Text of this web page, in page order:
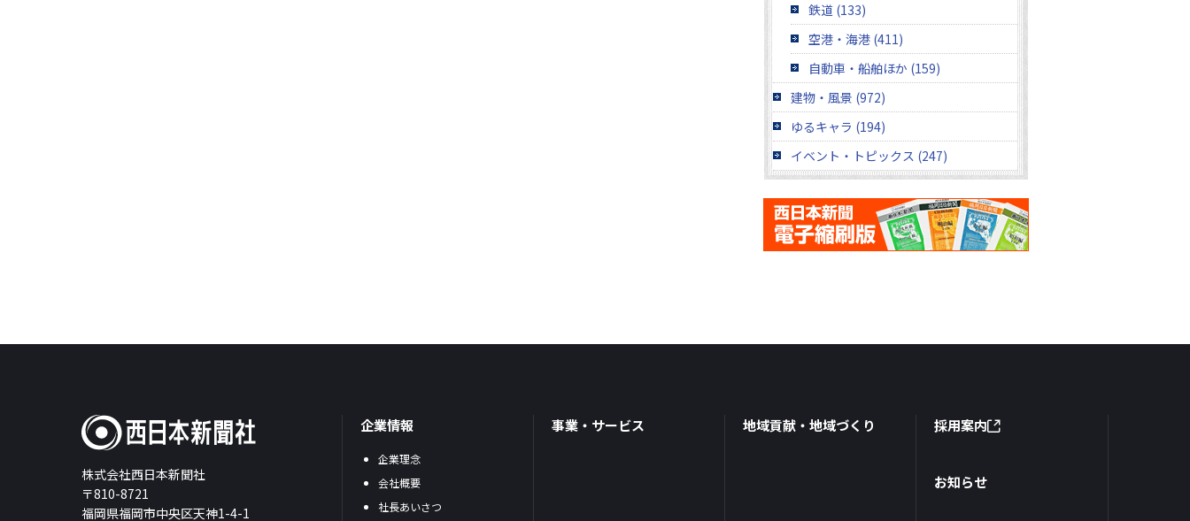
鉄道 (133)
空港・海港 (411)
自動車・船舶ほか (159)
建物・風景 (972)
ゆるキャラ (194)
イベント・トピックス (247)
株式会社西日本新聞社
〒810-8721
福岡県福岡市中央区天神1-4-1
企業情報
企業理念
会社概要
社長あいさつ
事業・サービス 地域貢献・地域づくり 採用案内
お知らせ